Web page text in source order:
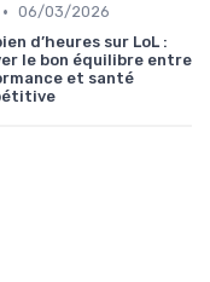
• 06/03/2026
d’heures sur LoL :
le bon équilibre entre
et santé